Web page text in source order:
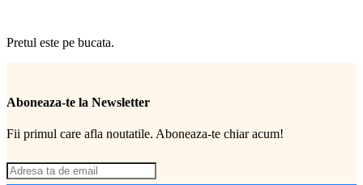
Pretul este pe bucata.
Aboneaza-te la Newsletter
Fii primul care afla noutatile. Aboneaza-te chiar acum!